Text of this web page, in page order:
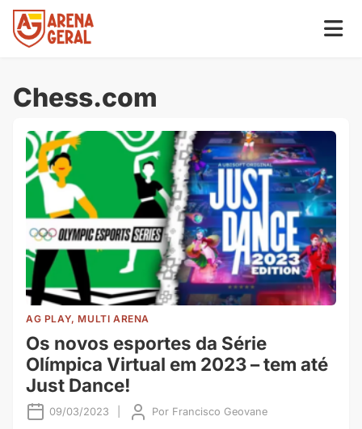
Chess.com
AG PLAY, MULTI ARENA
Os novos esportes da Série
Olímpica Virtual em 2023 – tem até
Just Dance!
09/03/2023 Por Francisco Geovane